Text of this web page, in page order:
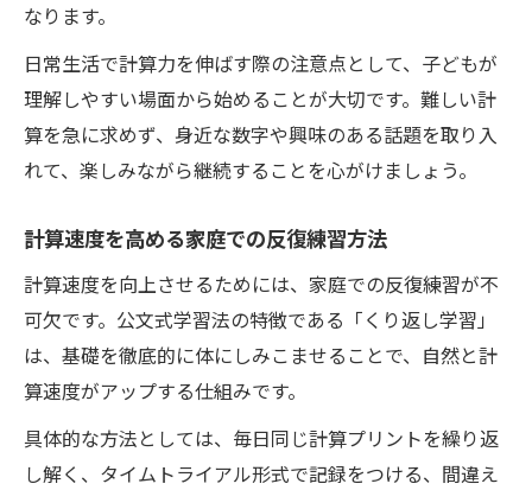
なります。
日常生活で計算力を伸ばす際の注意点として、子どもが
理解しやすい場面から始めることが大切です。難しい計
算を急に求めず、身近な数字や興味のある話題を取り入
れて、楽しみながら継続することを心がけましょう。
計算速度を高める家庭での反復練習方法
計算速度を向上させるためには、家庭での反復練習が不
可欠です。公文式学習法の特徴である「くり返し学習」
は、基礎を徹底的に体にしみこませることで、自然と計
算速度がアップする仕組みです。
具体的な方法としては、毎日同じ計算プリントを繰り返
し解く、タイムトライアル形式で記録をつける、間違え